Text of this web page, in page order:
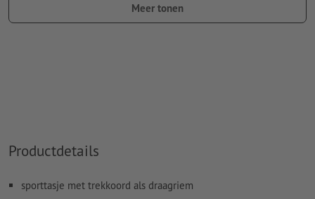
De drager kan bij hetdrukken met witte inkt
Meer tonen
Productdetails
sporttasje met trekkoord als draagriem